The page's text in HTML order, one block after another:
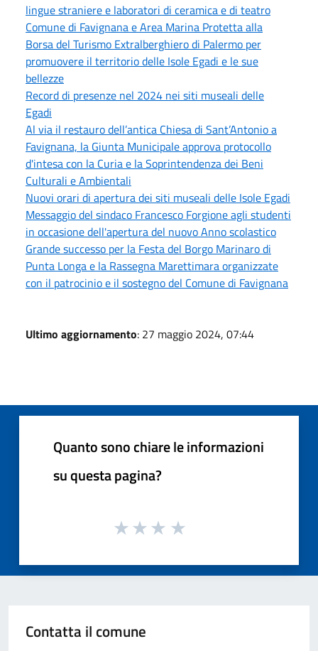
lingue straniere e laboratori di ceramica e di teatro
Comune di Favignana e Area Marina Protetta alla
Borsa del Turismo Extralberghiero di Palermo per
promuovere il territorio delle Isole Egadi e le sue
bellezze
Record di presenze nel 2024 nei siti museali delle
Egadi
Al via il restauro dell’antica Chiesa di Sant’Antonio a
Favignana, la Giunta Municipale approva protocollo
d'intesa con la Curia e la Soprintendenza dei Beni
Culturali e Ambientali
Nuovi orari di apertura dei siti museali delle Isole Egadi
Messaggio del sindaco Francesco Forgione agli studenti
in occasione dell'apertura del nuovo Anno scolastico
Grande successo per la Festa del Borgo Marinaro di
Punta Longa e la Rassegna Marettimara organizzate
con il patrocinio e il sostegno del Comune di Favignana
Ultimo aggiornamento: 27 maggio 2024, 07:44
Quanto sono chiare le informazioni
su questa pagina?
Contatta il comune